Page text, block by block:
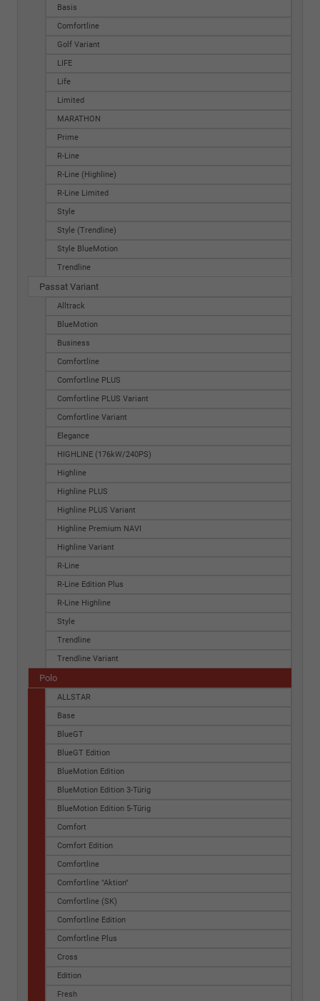
Basis
Comfortline
Golf Variant
LIFE
Life
Limited
MARATHON
Prime
R-Line
R-Line (Highline)
R-Line Limited
Style
Style (Trendline)
Style BlueMotion
Trendline
Passat Variant
Alltrack
BlueMotion
Business
Comfortline
Comfortline PLUS
Comfortline PLUS Variant
Comfortline Variant
Elegance
HIGHLINE (176kW/240PS)
Highline
Highline PLUS
Highline PLUS Variant
Highline Premium NAVI
Highline Variant
R-Line
R-Line Edition Plus
R-Line Highline
Style
Trendline
Trendline Variant
Polo
ALLSTAR
Base
BlueGT
BlueGT Edition
BlueMotion Edition
BlueMotion Edition 3-Türig
BlueMotion Edition 5-Türig
Comfort
Comfort Edition
Comfortline
Comfortline "Aktion"
Comfortline (SK)
Comfortline Edition
Comfortline Plus
Cross
Edition
Fresh